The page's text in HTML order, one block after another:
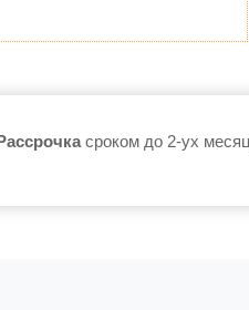
сроком до 2-ух